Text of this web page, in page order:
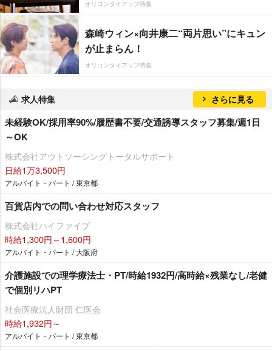
オリコンタイアップ特集
森崎ウィン×向井康二“両片思い”にキュン
が止まらん！
オリコンタイアップ特集
求人特集 さらに見る
未経験OK/採用率90%/履歴書不要/交通誘導スタッフ募集/週1日
～OK
株式会社アウトソーシングトータルサポート
日給1万3,500円
アルバイト・パート / 東京都
百貨店内での問い合わせ対応スタッフ
株式会社ハイファイブ
時給1,300円～1,600円
アルバイト・パート / 大阪府
介護施設での理学療法士・PT/時給1932円/高時給×残業なし/老健
で個別リハPT
社会医療法人財団 仁医会
時給1,932円～
アルバイト・パート / 東京都